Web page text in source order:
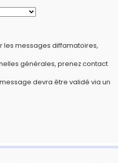
les messages diffamatoires,
générales, prenez contact
devra être validé via un